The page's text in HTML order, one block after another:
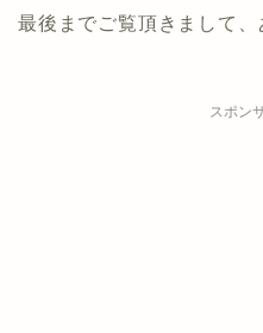
最後までご覧頂きまして、
スポン